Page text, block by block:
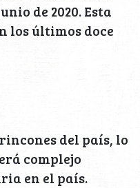
de 2020. Esta
los últimos doce
del país, lo
complejo
en el país.